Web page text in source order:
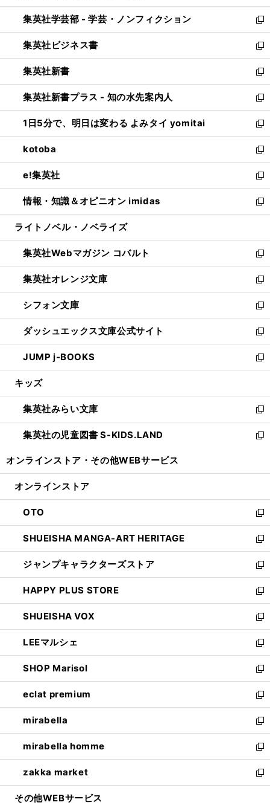
開
く
ウ
で
開
く
ン
ド
ウ
で
開
く
ウ
ィ
ン
ド
ウ
で
開
く
集英社学芸部 - 学芸・ノンフィクション
新
し
い
ウ
ィ
ン
ド
ウ
で
開
く
集英社ビジネス書
新
し
い
ウ
ィ
ン
ド
ウ
で
開
く
集英社新書
新
し
い
ウ
ィ
ン
ド
ウ
で
開
く
集英社新書プラス - 知の水先案内人
新
し
い
ウ
ィ
ン
ド
ウ
で
開
1日5分で、明日は変わる よみタイ yomitai
新
し
い
ウ
ィ
ン
ド
ウ
開
く
kotoba
新
し
い
ウ
ィ
ン
ウ
で
開
く
e!集英社
新
し
い
ウ
ン
ド
ウ
で
開
く
情報・知識＆オピニオン imidas
新
し
ウ
ィ
ン
ド
ウ
で
開
く
ライトノベル・ノベライズ
集英社Webマガジン コバルト
新
し
い
ウ
ィ
ン
ド
ウ
で
開
集英社オレンジ文庫
新
し
い
ウ
ィ
ン
ド
ウ
開
く
シフォン文庫
新
し
い
ウ
ィ
ン
ウ
で
開
く
ダッシュエックス文庫公式サイト
新
し
い
ウ
ン
ド
ウ
で
JUMP j-BOOKS
新
し
ウ
ィ
ン
ド
開
キッズ
集英社みらい文庫
新
し
い
ン
ウ
で
開
く
集英社の児童図書 S-KIDS.LAND
新
ウ
ン
ド
ウ
で
開
く
オンラインストア・ その他WEBサービス
オンラインストア
OTO
新
し
い
ウ
ィ
ン
ド
ウ
で
開
く
SHUEISHA MANGA-ART HERITAGE
新
し
い
ウ
ィ
ン
ド
ウ
で
開
く
ジャンプキャラクターズストア
新
し
い
ウ
ィ
ン
ド
ウ
で
開
く
HAPPY PLUS STORE
新
し
い
ウ
ィ
ン
ド
ウ
で
開
く
SHUEISHA VOX
新
し
い
ウ
ィ
ン
ド
ウ
で
開
く
LEEマルシェ
新
し
い
ウ
ィ
ン
ド
ウ
で
開
く
SHOP Marisol
新
し
い
ウ
ィ
ン
ド
ウ
で
開
eclat premium
新
し
い
ウ
ィ
ン
ド
ウ
mirabella
新
し
い
ウ
ィ
ン
mirabella homme
新
し
い
ウ
zakka market
新
し
その他WEBサービス